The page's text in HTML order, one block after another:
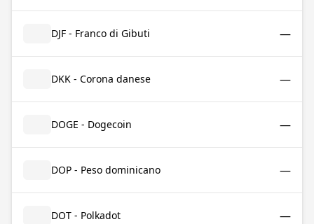
DJF - Franco di Gibuti —
DKK - Corona danese —
DOGE - Dogecoin —
DOP - Peso dominicano —
DOT - Polkadot —